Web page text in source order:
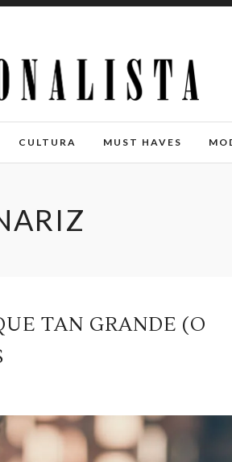
CULTURA MUST HAVES
TAN GRANDE (O